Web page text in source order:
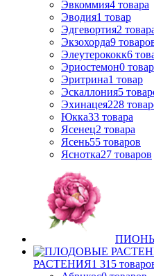
Эвкоммия4 товара
Эводия1 товар
Эдгевортия2
Экзохорда9
Элеутерококк6
Эриостемон0
Эритрина1 товар
Эскаллония5
Эхинацея228
Юкка33 товара
Ясенец2 товара
Ясень55 товаров
Яснотка27 товаров
РАСТЕНИЯ1 315